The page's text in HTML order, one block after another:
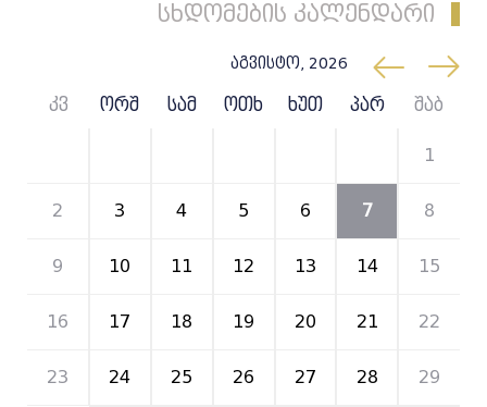
სხდომების კალენდარი
აგვისტო, 2026
კვ ორშ სამ ოთხ ხუთ პარ შაბ
1
2 3 4 5 6 7 8
9 10 11 12 13 14 15
16 17 18 19 20 21 22
23 24 25 26 27 28 29